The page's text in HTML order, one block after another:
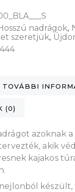
nadrágok,
szeretjük,
TOVÁBBI
(0)
azoknak a
akik
kajakos
készült,